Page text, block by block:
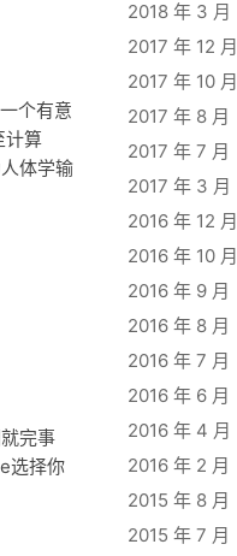
个有意
计算
体学输
完事
选择你
2018 年 3 月
2017 年 12 月
2017 年 10 月
2017 年 8 月
2017 年 7 月
2017 年 3 月
2016 年 12 月
2016 年 10 月
2016 年 9 月
2016 年 8 月
2016 年 7 月
2016 年 6 月
2016 年 4 月
2016 年 2 月
2015 年 8 月
2015 年 7 月